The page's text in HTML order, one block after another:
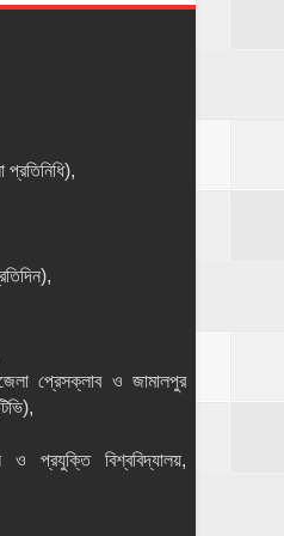
প্রেসক্লাব ও জামালপুর
ও প্রযুক্তি বিশ্ববিদ্যালয়,